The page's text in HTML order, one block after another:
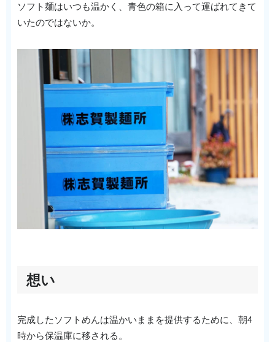
ソフト麺はいつも温かく、青色の箱に入って運ばれてきて
いたのではないか。
想い
完成したソフトめんは温かいままを提供するために、朝4
時から保温庫に移される。